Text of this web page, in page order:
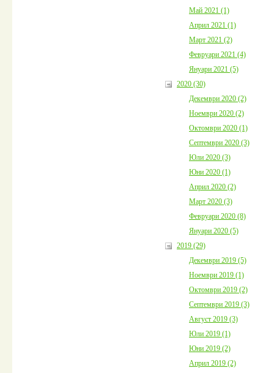
Май 2021 (1)
Април 2021 (1)
Март 2021 (2)
Февруари 2021 (4)
Януари 2021 (5)
2020 (30)
Декември 2020 (2)
Ноември 2020 (2)
Октомври 2020 (1)
Септември 2020 (3)
Юли 2020 (3)
Юни 2020 (1)
Април 2020 (2)
Март 2020 (3)
Февруари 2020 (8)
Януари 2020 (5)
2019 (29)
Декември 2019 (5)
Ноември 2019 (1)
Октомври 2019 (2)
Септември 2019 (3)
Август 2019 (3)
Юли 2019 (1)
Юни 2019 (2)
Април 2019 (2)